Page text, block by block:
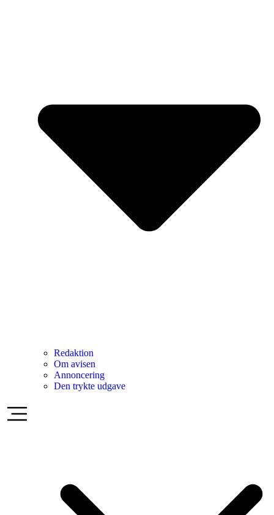
Redaktion
Om avisen
Annoncering
Den trykte udgave